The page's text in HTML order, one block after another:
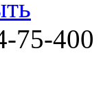
75-400